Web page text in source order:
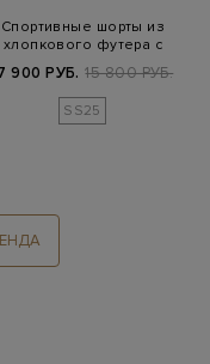
Спортивные шорты из
хлопкового футера с
900 РУБ. 15 800 РУБ.
SS25